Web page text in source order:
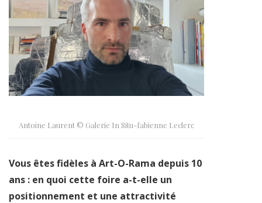
Antoine Laurent © Galerie In Situ-fabienne Leclerc
Vous êtes fidèles à Art-O-Rama depuis 10
ans : en quoi cette foire a-t-elle un
positionnement et une attractivité